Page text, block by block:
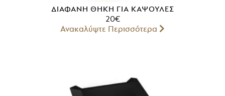
ΔΙΆΦΑΝΗ ΘΉΚΗ ΓΙΑ ΚΆΨΟΥΛΕΣ
20€
Ανακαλύψτε Περισσότερα